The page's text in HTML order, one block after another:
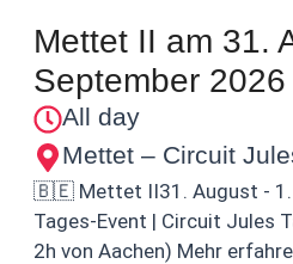
Mettet II am 31.
September 2026
All day
Mettet – Circuit
🇧🇪 Mettet II31. August - 1.
Tages-Event | Circuit Jules
2h von Aachen) Mehr